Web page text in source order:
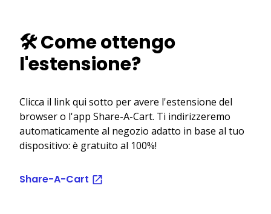
🛠️ Come ottengo
l'estensione?
Clicca il link qui sotto per avere l'estensione del
browser o l'app Share-A-Cart. Ti indirizzeremo
automaticamente al negozio adatto in base al tuo
dispositivo: è gratuito al 100%!
Share-A-Cart